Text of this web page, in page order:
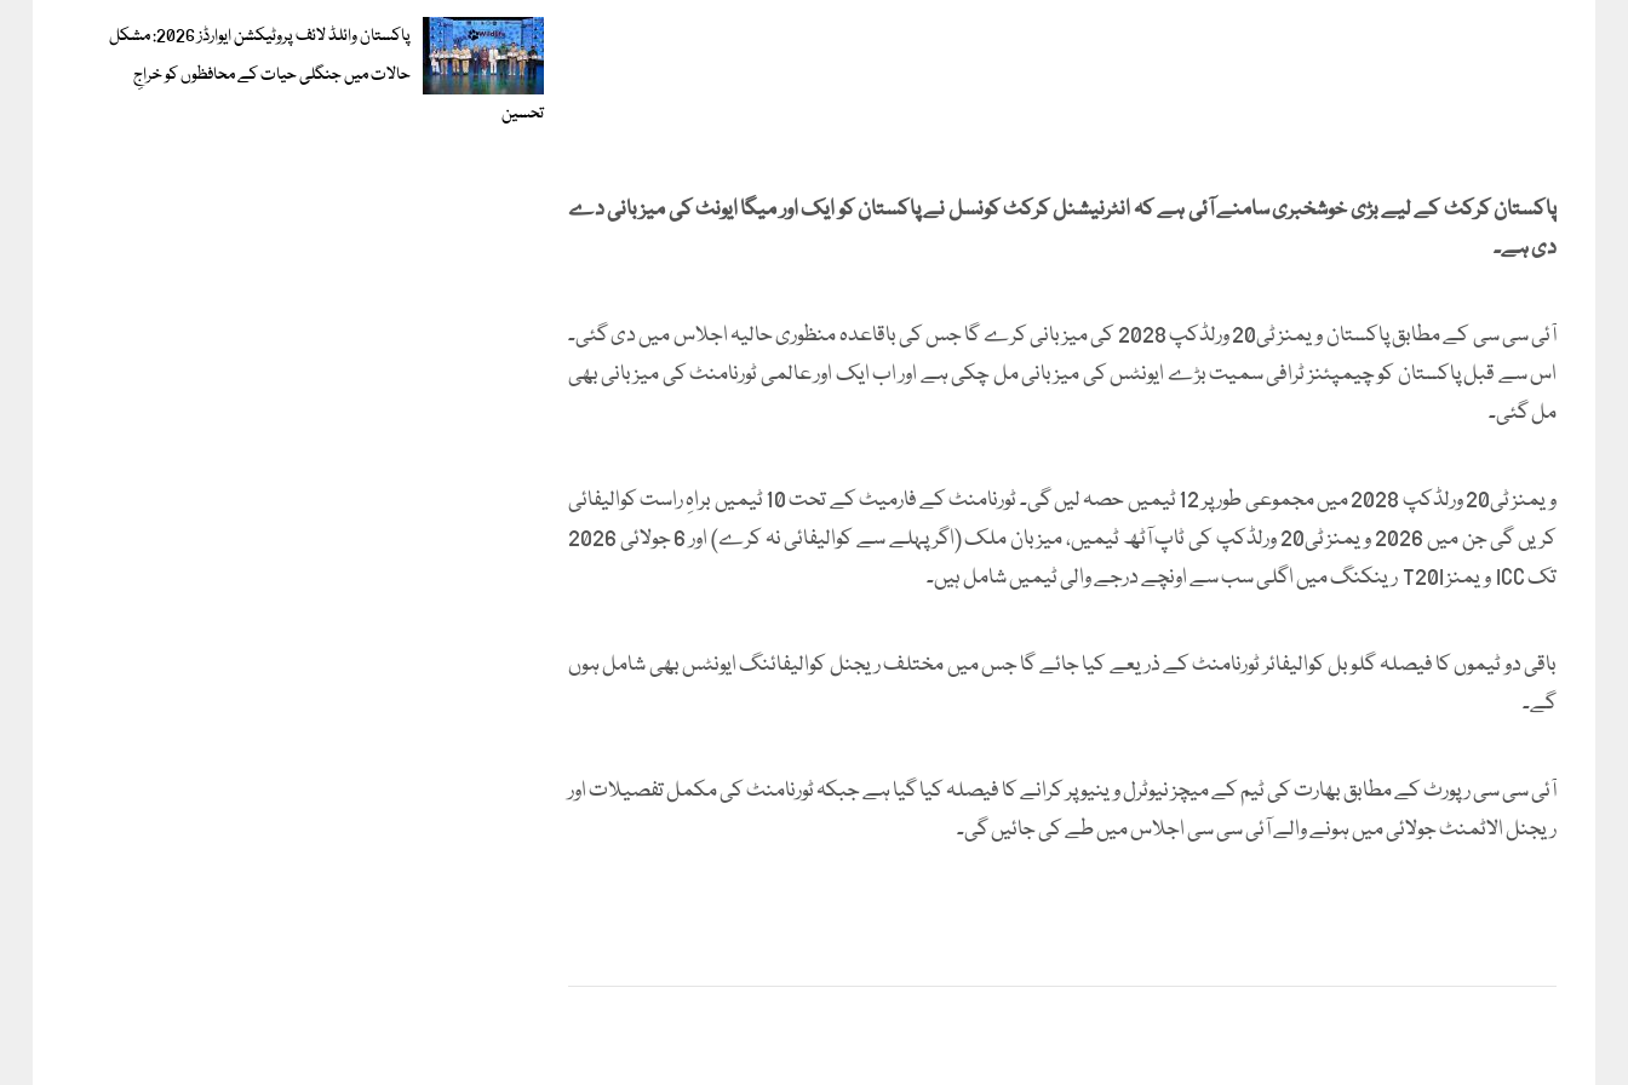
پاکستان کرکٹ کے لیے بڑی خوشخبری سامنے آئی ہے کہ انٹرنیشنل کرکٹ کونسل نے پاکستان کو ایک اور میگا ایونٹ کی میزبانی دے
دی ہے۔
آئی سی سی کے مطابق پاکستان ویمنز ٹی20 ورلڈکپ 2028 کی میزبانی کرے گا جس کی باقاعدہ منظوری حالیہ اجلاس میں دی گئی۔
اس سے قبل پاکستان کو چیمپئنز ٹرافی سمیت بڑے ایونٹس کی میزبانی مل چکی ہے اور اب ایک اور عالمی ٹورنامنٹ کی میزبانی بھی
مل گئی۔
ویمنز ٹی20 ورلڈکپ 2028 میں مجموعی طور پر 12 ٹیمیں حصہ لیں گی۔ ٹورنامنٹ کے فارمیٹ کے تحت 10 ٹیمیں براہِ راست کوالیفائی
کریں گی جن میں 2026 ویمنز ٹی20 ورلڈکپ کی ٹاپ آٹھ ٹیمیں، میزبان ملک (اگر پہلے سے کوالیفائی نہ کرے) اور 6 جولائی 2026
تک ICC ویمنز T20I رینکنگ میں اگلی سب سے اونچے درجے والی ٹیمیں شامل ہیں۔
باقی دو ٹیموں کا فیصلہ گلوبل کوالیفائر ٹورنامنٹ کے ذریعے کیا جائے گا جس میں مختلف ریجنل کوالیفائنگ ایونٹس بھی شامل ہوں
گے۔
آئی سی سی رپورٹ کے مطابق بھارت کی ٹیم کے میچز نیوٹرل وینیو پر کرانے کا فیصلہ کیا گیا ہے جبکہ ٹورنامنٹ کی مکمل تفصیلات اور
ریجنل الاٹمنٹ جولائی میں ہونے والے آئی سی سی اجلاس میں طے کی جائیں گی۔
پاکستان وائلڈ لائف پروٹیکشن ایوارڈز 2026: مشکل
حالات میں جنگلی حیات کے محافظوں کو خراجِ
تحسین